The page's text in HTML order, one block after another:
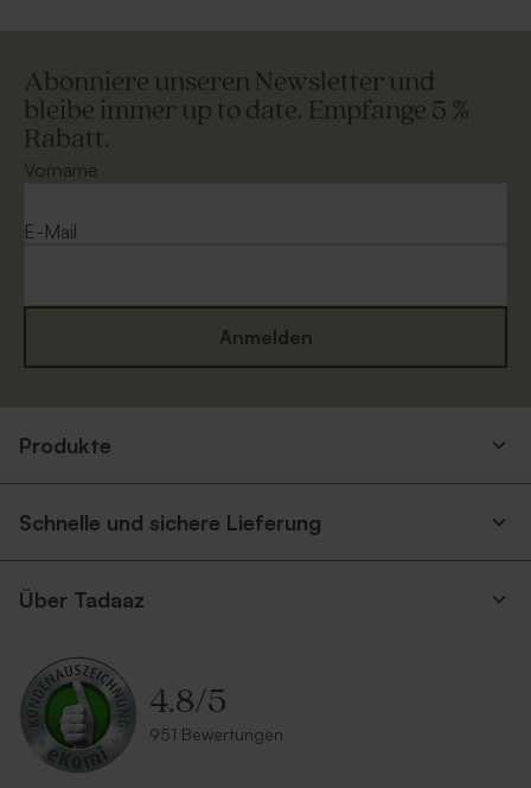
Abonniere unseren Newsletter und
bleibe immer up to date. Empfange 5 %
Rabatt.
Vorname
E-Mail
Anmelden
Produkte
Schnelle und sichere Lieferung
Über Tadaaz
4.8/5
951 Bewertungen